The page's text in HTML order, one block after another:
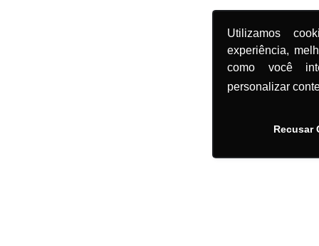
Utilizamos
experiência,
como você
personalizar
Recusar